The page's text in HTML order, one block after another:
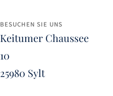
BESUCHEN SIE UNS
Keitumer Chaussee
10
25980 Sylt